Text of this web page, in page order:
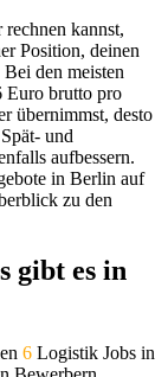
kannst,
Position, deinen
den meisten
Euro brutto pro
übernimmst, desto
und
aufbessern.
in Berlin auf
zu den
gibt es in
6 Logistik Jobs in